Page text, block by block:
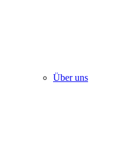
Über uns